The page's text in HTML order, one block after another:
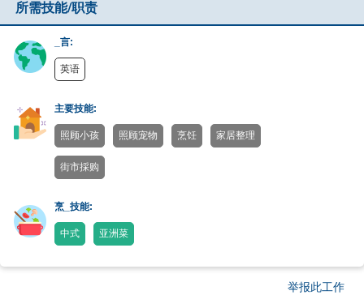
所需技能/职责
_言:
英语
主要技能:
照顾小孩 照顾宠物 烹饪 家居整理
街市採购
烹_技能:
中式 亚洲菜
举报此工作